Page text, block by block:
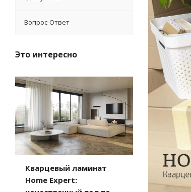
Вопрос-Ответ
Это интересно
Кварцевый ламинат
Home Expert: